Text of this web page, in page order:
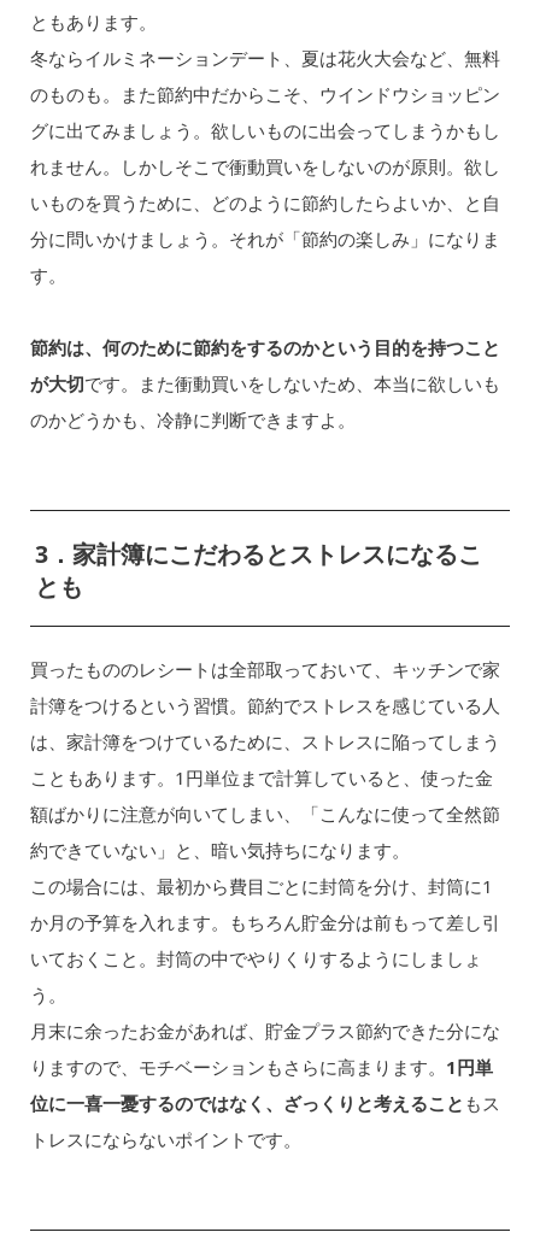
ともあります。
冬ならイルミネーションデート、夏は花火大会など、無料
のものも。また節約中だからこそ、ウインドウショッピン
グに出てみましょう。欲しいものに出会ってしまうかもし
れません。しかしそこで衝動買いをしないのが原則。欲し
いものを買うために、どのように節約したらよいか、と自
分に問いかけましょう。それが「節約の楽しみ」になりま
す。
節約は、何のために節約をするのかという目的を持つこと
が大切です。また衝動買いをしないため、本当に欲しいも
のかどうかも、冷静に判断できますよ。
3．家計簿にこだわるとストレスになるこ
とも
買ったもののレシートは全部取っておいて、キッチンで家
計簿をつけるという習慣。節約でストレスを感じている人
は、家計簿をつけているために、ストレスに陥ってしまう
こともあります。1円単位まで計算していると、使った金
額ばかりに注意が向いてしまい、「こんなに使って全然節
約できていない」と、暗い気持ちになります。
この場合には、最初から費目ごとに封筒を分け、封筒に1
か月の予算を入れます。もちろん貯金分は前もって差し引
いておくこと。封筒の中でやりくりするようにしましょ
う。
月末に余ったお金があれば、貯金プラス節約できた分にな
りますので、モチベーションもさらに高まります。 1円単
位に一喜一憂するのではなく、ざっくりと考えること もス
トレスにならないポイントです。